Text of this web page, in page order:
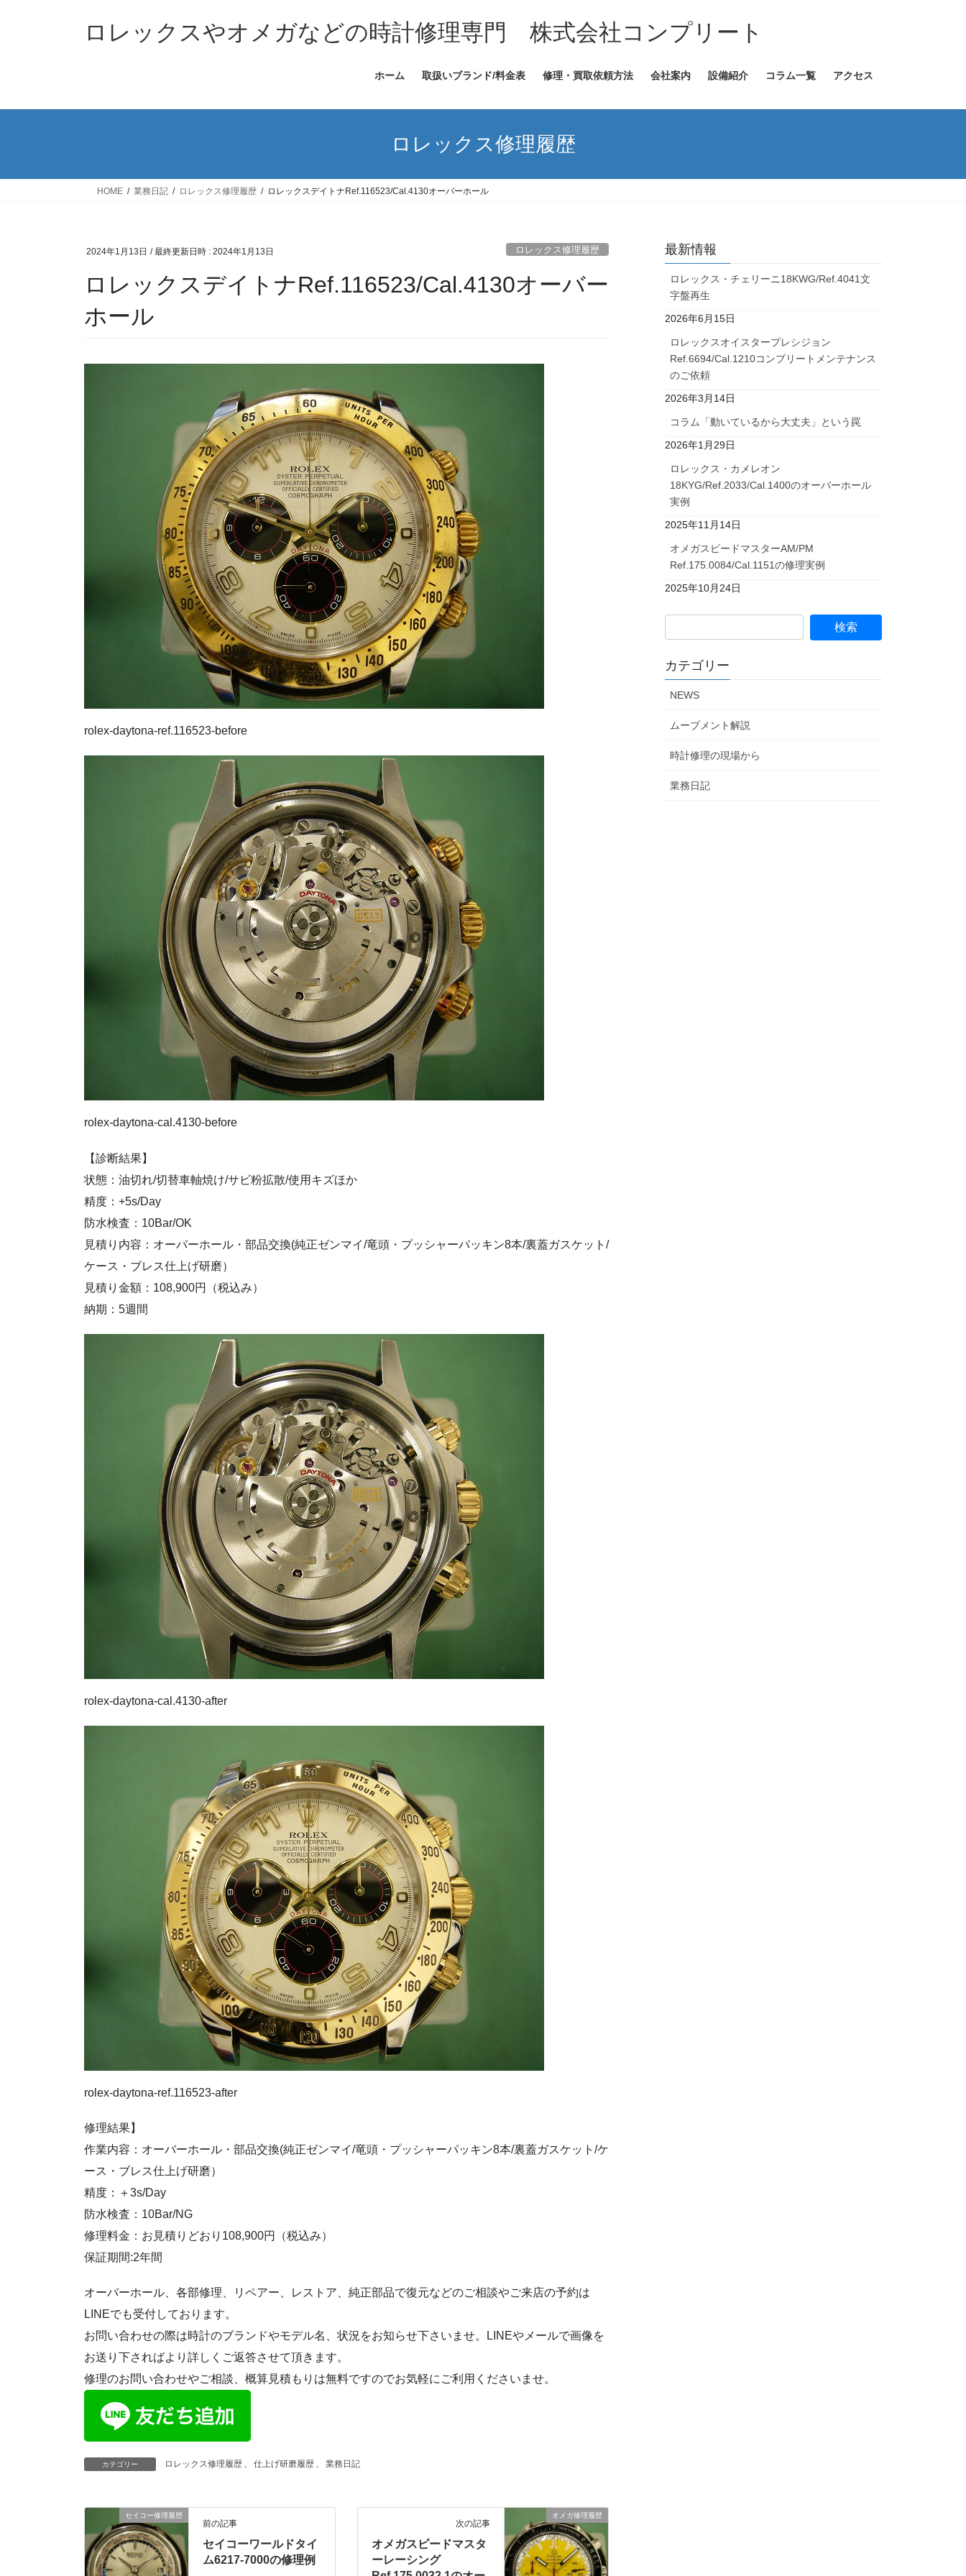
ス
ン
ロレックスやオメガなどの時計修理専門 株式会社コンプリート
ホーム 取扱いブランド/料金表 修理・買取依頼方法 会社案内 設備紹介 コラム一覧 アクセス
ロレックス修理履歴
HOME 業務日記 ロレックス修理履歴 ロレックスデイトナRef.116523/Cal.4130オーバーホール
2024年1月13日 / 最終更新日時 : 2024年1月13日 ロレックス修理履歴
ロレックスデイトナRef.116523/Cal.4130オーバー
ホール
rolex-daytona-ref.116523-before
rolex-daytona-cal.4130-before
【診断結果】
状態：油切れ/切替車軸焼け/サビ粉拡散/使用キズほか
精度：+5s/Day
防水検査：10Bar/OK
見積り内容：オーバーホール・部品交換(純正ゼンマイ/竜頭・プッシャーパッキン8本/裏蓋ガスケット/
ケース・ブレス仕上げ研磨）
見積り金額：108,900円（税込み）
納期：5週間
rolex-daytona-cal.4130-after
rolex-daytona-ref.116523-after
修理結果】
作業内容：オーバーホール・部品交換(純正ゼンマイ/竜頭・プッシャーパッキン8本/裏蓋ガスケット/ケ
ース・ブレス仕上げ研磨）
精度：＋3s/Day
防水検査：10Bar/NG
修理料金：お見積りどおり108,900円（税込み）
保証期間:2年間
オーバーホール、各部修理、リペアー、レストア、純正部品で復元などのご相談やご来店の予約は
LINEでも受付しております。
お問い合わせの際は時計のブランドやモデル名、状況をお知らせ下さいませ。LINEやメールで画像を
お送り下さればより詳しくご返答させて頂きます。
修理のお問い合わせやご相談、概算見積もりは無料ですのでお気軽にご利用くださいませ。
カテゴリー ロレックス修理履歴 、 仕上げ研磨履歴 、 業務日記
セイコー修理履歴
前の記事
セイコーワールドタイ
ム6217-7000の修理例
オメガ修理履歴
次の記事
オメガスピードマスタ
ーレーシング
最新情報
ロレックス・チェリーニ18KWG/Ref.4041文
字盤再生
2026年6月15日
ロレックスオイスタープレシジョン
Ref.6694/Cal.1210コンプリートメンテナンス
のご依頼
2026年3月14日
コラム「動いているから大丈夫」という罠
2026年1月29日
ロレックス・カメレオン
18KYG/Ref.2033/Cal.1400のオーバーホール
実例
2025年11月14日
オメガスピードマスターAM/PM
Ref.175.0084/Cal.1151の修理実例
2025年10月24日
カテゴリー
NEWS
ムーブメント解説
時計修理の現場から
業務日記